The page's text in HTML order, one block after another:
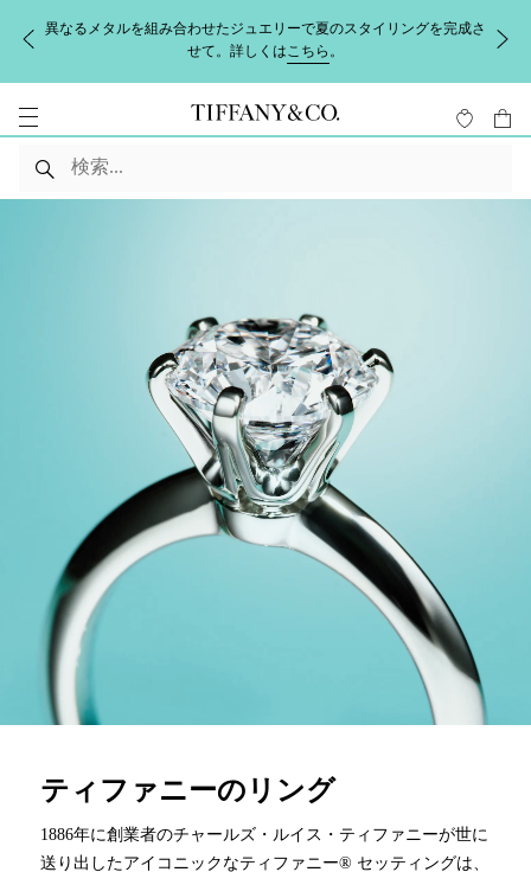
異なるメタルを組み合わせたジュエリーで夏のスタイリングを完成さ
せて。詳しくはこちら 。
ティファニーのリング
1886年に創業者のチャールズ・ルイス・ティファニーが世に
送り出したアイコニックなティファニー® セッティングは、